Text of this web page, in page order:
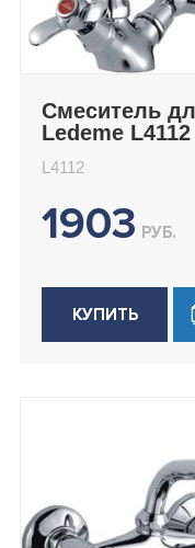
Смеситель
Ledeme L4112
L4112
1903 РУБ.
КУПИТЬ